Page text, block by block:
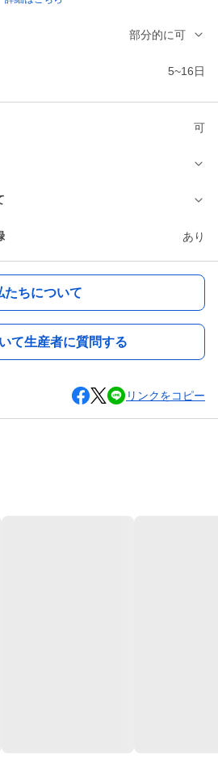
部分的に可
5~16日
可
あり
たちについて
て生産者に質問する
リンクをコピー